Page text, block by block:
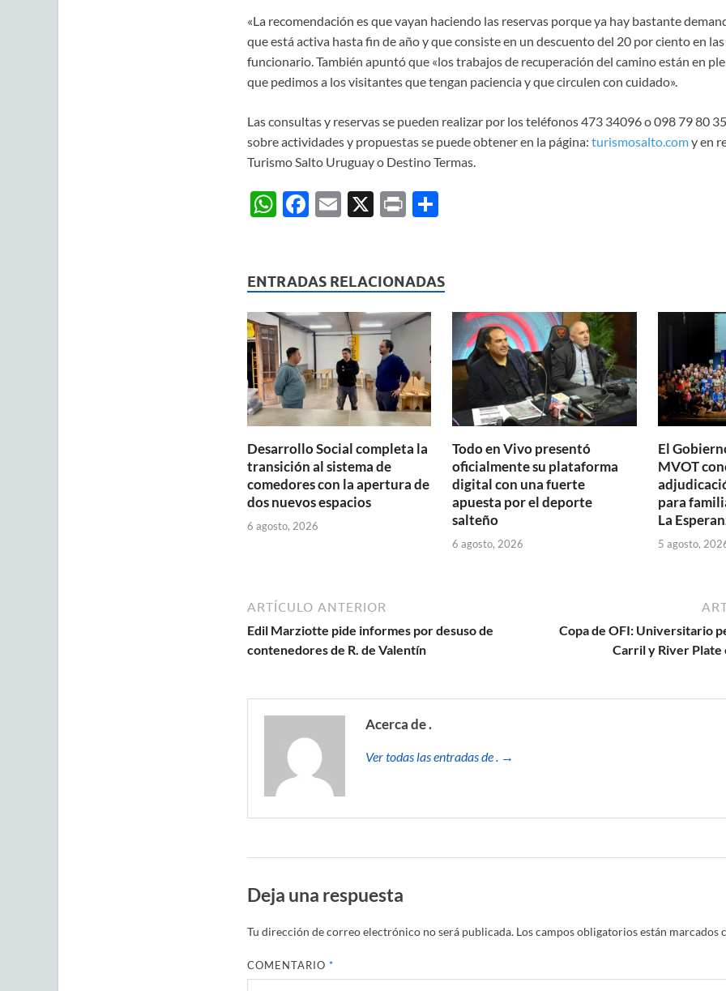
«La recomendación es que vayan haciendo las reservas porque ya hay bastante
que está activa hasta fin de año y que consiste en un descuento del 20 por ciento en
funcionario. También apuntó que «los trabajos de recuperación del camino están en
que pedimos a los visitantes que tengan paciencia y que circulen con cuidado».
Las consultas y reservas se pueden realizar por los teléfonos 473 34096 o 098 79 80
sobre actividades y propuestas se puede obtener en la página: turismosalto.comy en
Turismo Salto Uruguay o Destino Termas.
W
s
A
p
p
F
b
o
o
k
E X P C
p
ar
ti
ENTRADAS RELACIONADAS
Desarrollo Social completa la
transición al sistema de
comedores con la apertura de
dos nuevos espacios
6 agosto, 2026
Todo en Vivo presentó
oficialmente su plataforma
digital con una fuerte
apuesta por el deporte
salteño
6 agosto, 2026
El
MVOT
para
La
5 agosto,
ARTÍCULO ANTERIOR
Edil Marziotte pide informes por desuso de
contenedores de R. de Valentín
Copa de OFI: Universitario
Carril y River Plate
Acerca de .
Ver todas las entradas de . →
Deja una respuesta
Tu dirección de correo electrónico no será publicada. Los campos obligatorios están marcados
COMENTARIO *